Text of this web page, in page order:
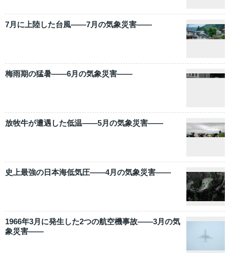
7月に上陸した台風――7月の気象災害――
梅雨期の猛暑――6月の気象災害――
放牧牛が遭遇した低温――5月の気象災害――
史上最強の日本海低気圧――4月の気象災害――
1966年3月に発生した2つの航空機事故――3月の気
象災害――